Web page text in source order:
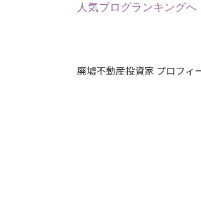
人気ブログランキングへ
廃墟不動産投資家 プロフィ